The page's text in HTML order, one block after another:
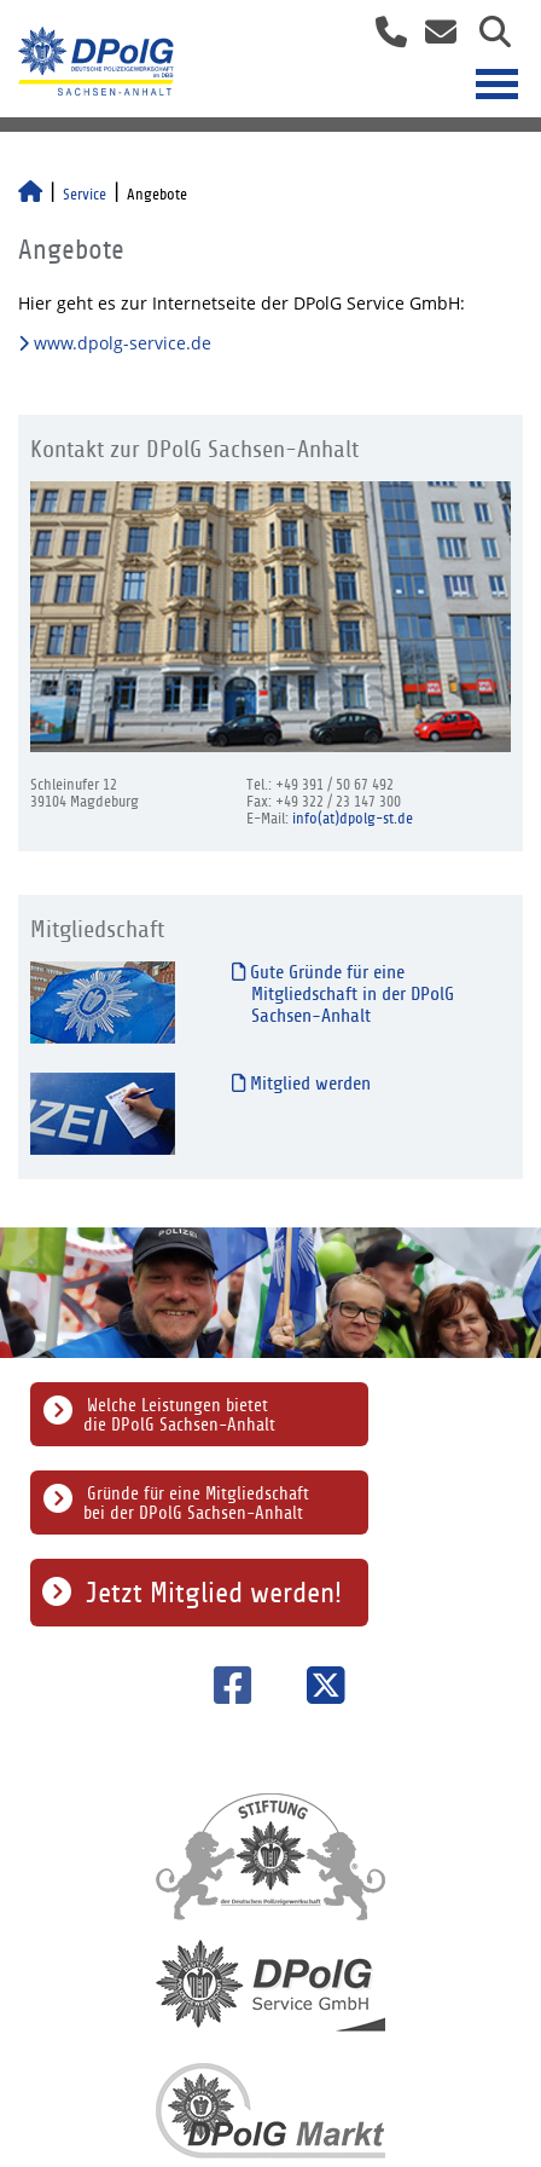
Service Angebote
Angebote
Hier geht es zur Internetseite der DPolG Service GmbH:
www.dpolg-service.de
Kontakt zur DPolG Sachsen-Anhalt
Schleinufer 12
39104 Magdeburg
Tel.: +49 391 / 50 67 492
Fax: +49 322 / 23 147 300
E-Mail: info(at)dpolg-st.de
Mitgliedschaft
Gute Gründe für eine
Mitgliedschaft in der DPolG
Sachsen-Anhalt
Mitglied werden
Gründe für eine Mitgliedschaft
bei der DPolG Sachsen-Anhalt
Welche Leistungen bietet
die DPolG Sachsen-Anhalt
Jetzt Mitglied werden!